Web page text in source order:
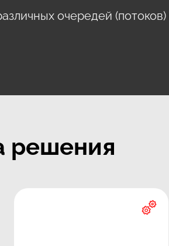
очередей (потоков)
решения